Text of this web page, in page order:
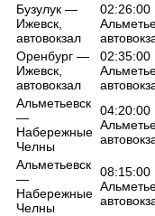
Бузулук —
Ижевск,
автовокзал
02:26:00
Оренбург —
Ижевск,
автовокзал
02:35:00
Альметьевск
—
Набережные
Челны
04:20:00
Альметьевск
—
Набережные
Челны
08:15:00